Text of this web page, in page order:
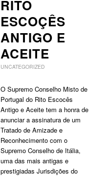
RITO
ESCOÇÊS
ANTIGO E
ACEITE
UNCATEGORIZED
O Supremo Conselho Misto de
Portugal do Rito Escocês
Antigo e Aceite tem a honra de
anunciar a assinatura de um
Tratado de Amizade e
Reconhecimento com o
Supremo Conselho de Itália,
uma das mais antigas e
prestigiadas Jurisdições do